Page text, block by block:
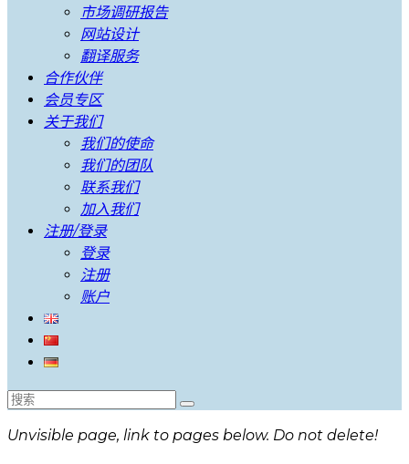
市场调研报告
网站设计
翻译服务
合作伙伴
会员专区
关于我们
我们的使命
我们的团队
联系我们
加入我们
注册/登录
登录
注册
账户
Unvisible page, link to pages below. Do not delete!